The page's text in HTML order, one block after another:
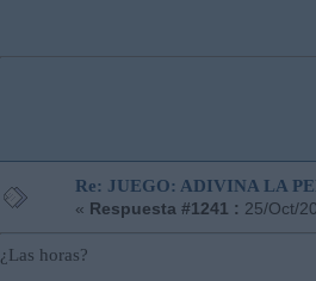
Re: JUEGO: ADIVINA LA
« Respuesta #1241 : 25/Oct/
¿Las horas?